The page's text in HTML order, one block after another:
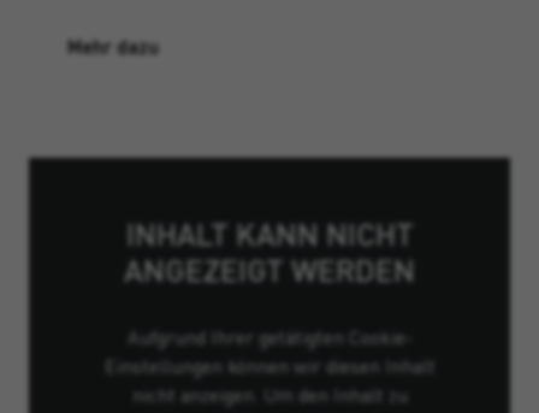
Mehr dazu
INHALT KANN NICHT
ANGEZEIGT WERDEN
Aufgrund Ihrer getätigten Cookie-
Einstellungen können wir diesen Inhalt
nicht anzeigen. Um den Inhalt zu